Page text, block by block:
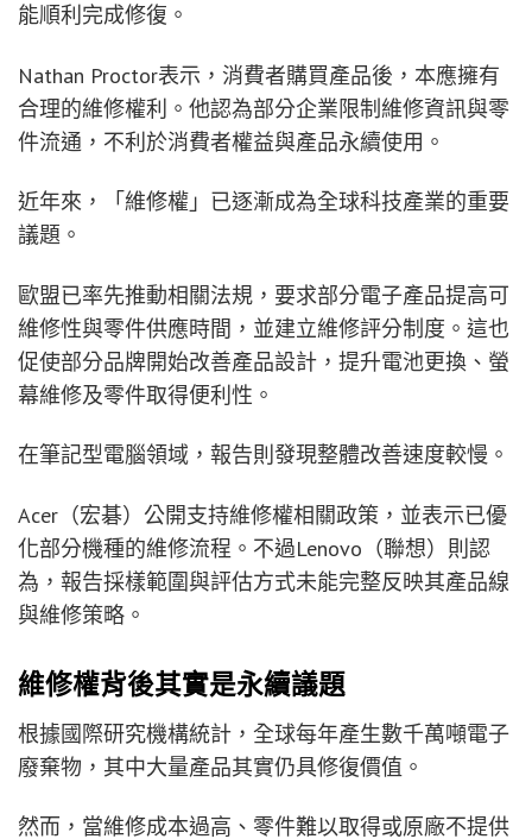
能順利完成修復。
Nathan Proctor表示，消費者購買產品後，本應擁有
合理的維修權利。他認為部分企業限制維修資訊與零
件流通，不利於消費者權益與產品永續使用。
近年來，「維修權」已逐漸成為全球科技產業的重要
議題。
歐盟已率先推動相關法規，要求部分電子產品提高可
維修性與零件供應時間，並建立維修評分制度。這也
促使部分品牌開始改善產品設計，提升電池更換、螢
幕維修及零件取得便利性。
在筆記型電腦領域，報告則發現整體改善速度較慢。
Acer（宏碁）公開支持維修權相關政策，並表示已優
化部分機種的維修流程。不過Lenovo（聯想）則認
為，報告採樣範圍與評估方式未能完整反映其產品線
與維修策略。
維修權背後其實是永續議題
根據國際研究機構統計，全球每年產生數千萬噸電子
廢棄物，其中大量產品其實仍具修復價值。
然而，當維修成本過高、零件難以取得或原廠不提供